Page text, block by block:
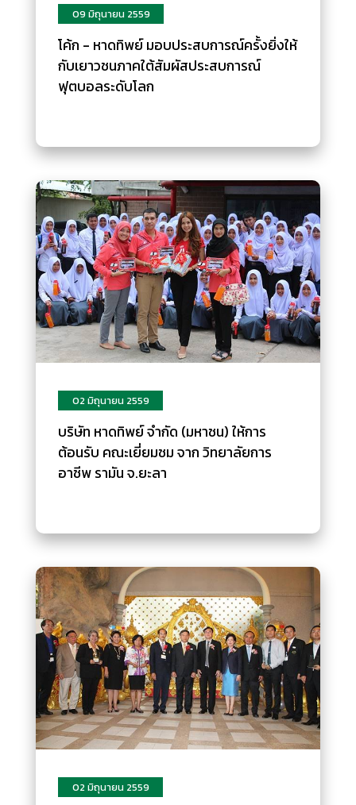
09 มิถุนายน 2559
โค้ก - หาดทิพย์ มอบประสบการณ์ครั้งยิ่งให้
กับเยาวชนภาคใต้สัมผัสประสบการณ์
ฟุตบอลระดับโลก
02 มิถุนายน 2559
บริษัท หาดทิพย์ จำกัด (มหาชน) ให้การ
ต้อนรับ คณะเยี่ยมชม จาก วิทยาลัยการ
อาชีพ รามัน จ.ยะลา
02 มิถุนายน 2559